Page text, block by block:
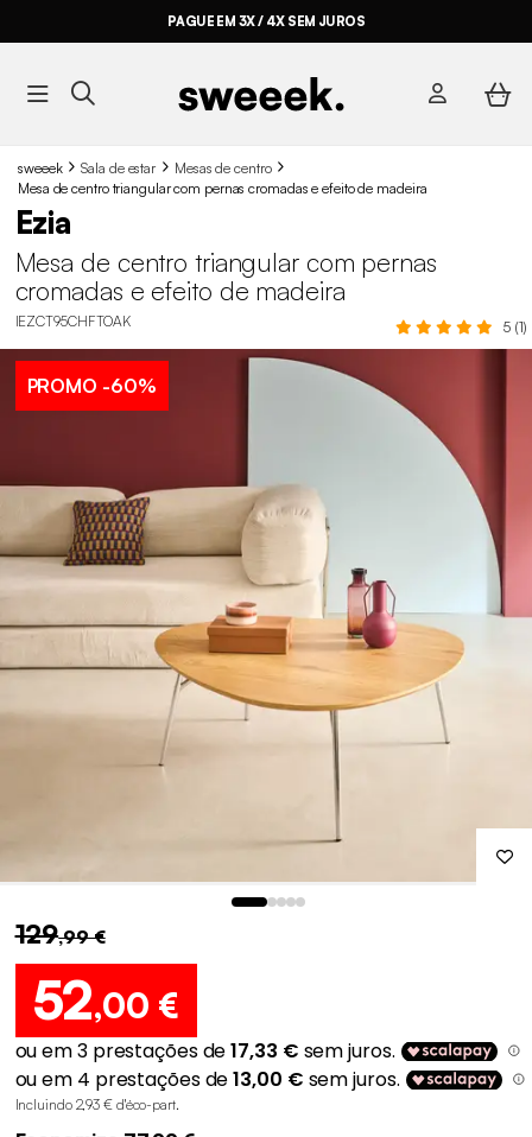
PAGUE EM 3X / 4X SEM JUROS
sweeek Sala de estar
Mesas de centro
Mesa de centro triangular com pernas cromadas e efeito de madeira
Ezia
Mesa de centro triangular com pernas
cromadas e efeito de madeira
IEZCT95CHFTOAK 5 (1)
PROMO -60%
129,99 €
52,00 €
Incluindo 2,93 € d'éco-part.